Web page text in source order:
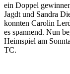
ein Doppel
Jagdt und Sandra
konnten Carolin
es spannend. Nun
Heimspiel am
TC.